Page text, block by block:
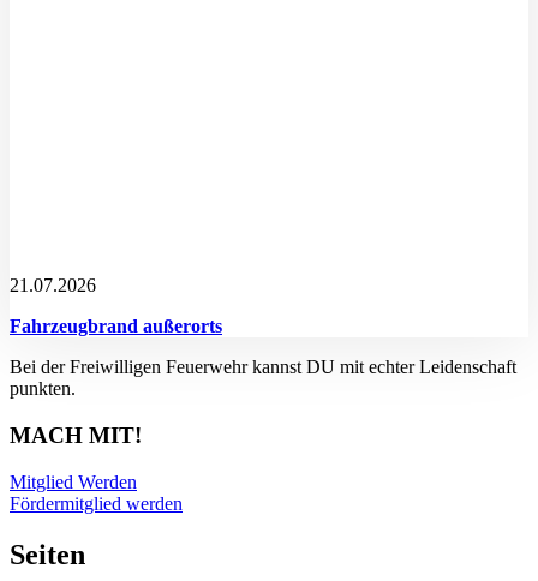
21.07.2026
Fahrzeugbrand außerorts
Bei der Freiwilligen Feuerwehr kannst DU mit echter Leidenschaft
punkten.
MACH MIT!
Mitglied Werden
Fördermitglied werden
Seiten